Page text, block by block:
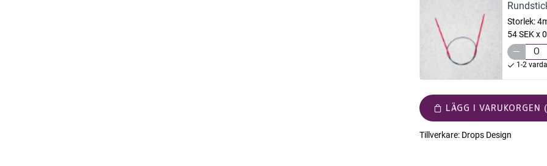
Storlek:
54 SEK x 0
1-2
LÄGG I VARUKORGEN
Tillverkare: Drops Design